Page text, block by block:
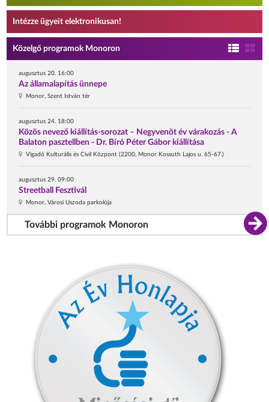
Intézze ügyeit elektronikusan!
Közelgő programok Monoron
augusztus 20. 16:00
Az államalapítás ünnepe
Monor, Szent István tér
augusztus 24. 18:00
Közös nevező kiállítás-sorozat – Negyvenöt év várakozás - A
Balaton pasztellben - Dr. Bíró Péter Gábor kiállítása
Vigadó Kulturális és Civil Központ (2200, Monor Kossuth Lajos u. 65-67.)
augusztus 29. 09:00
Streetball Fesztivál
Monor, Városi Uszoda parkolója
További programok Monoron